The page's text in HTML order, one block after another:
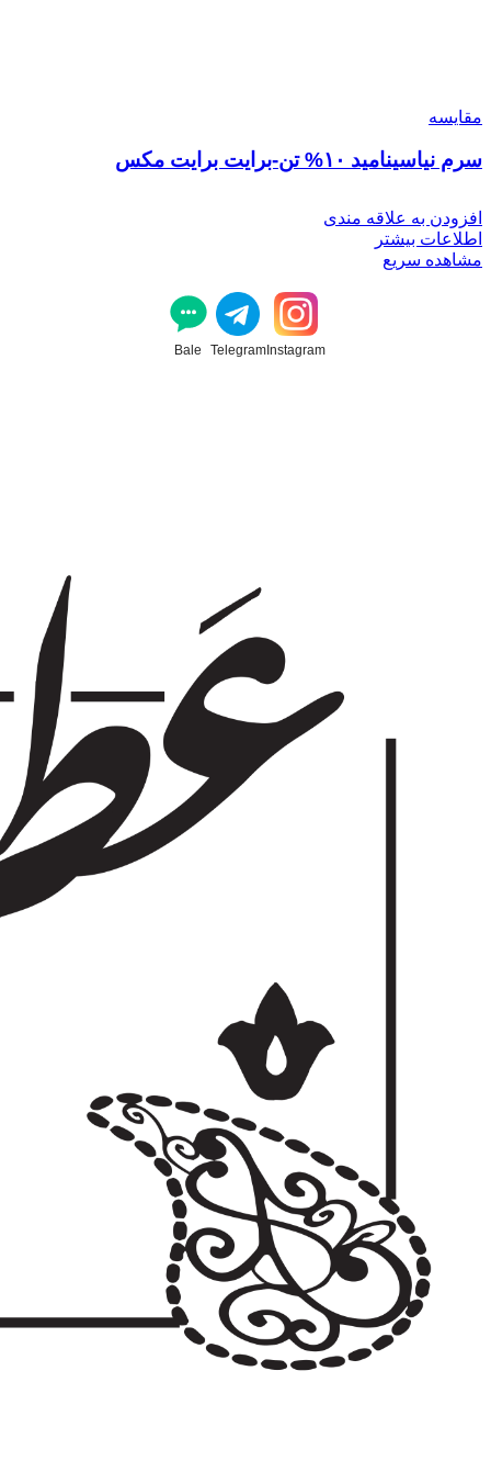
مقایسه
سرم نیاسینامید ۱۰% تن-برایت برایت مکس
افزودن به علاقه مندی
اطلاعات بیشتر
مشاهده سریع
Instagram
Telegram
Bale